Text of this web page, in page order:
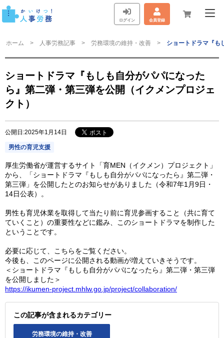
ログイン 会員登録
ホーム 人事労務記事 労務環境の維持・改善 ショートドラマ『も
ショートドラマ『もしも自分がパパになった
ら』第二弾・第三弾を公開（イクメンプロジェ
クト）
公開日:2025年1月14日
男性の育児支援
厚生労働省が運営するサイト「育MEN（イクメン）プロジェクト」
から、「ショートドラマ『もしも自分がパパになったら』第二弾・
第三弾」を公開したとのお知らせがありました（令和7年1月9日・
14日公表）。
男性も育児休業を取得して当たり前に育児参画すること（共に育て
ていくこと）の重要性などに鑑み、このショートドラマを制作した
ということです。
必要に応じて、こちらをご覧ください。
今後も、このページに公開される動画が増えていきそうです。
＜ショートドラマ『もしも自分がパパになったら』第二弾・第三弾
を公開しました＞
https://ikumen-project.mhlw.go.jp/project/collaboration/
この記事が含まれるカテゴリー
労務環境の維持・改善